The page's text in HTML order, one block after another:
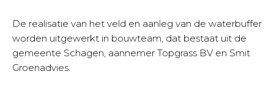
De realisatie van het veld en aanleg van de waterbuffer
worden uitgewerkt in bouwteam, dat bestaat uit de
gemeente Schagen, aannemer Topgrass BV en Smit
Groenadvies.